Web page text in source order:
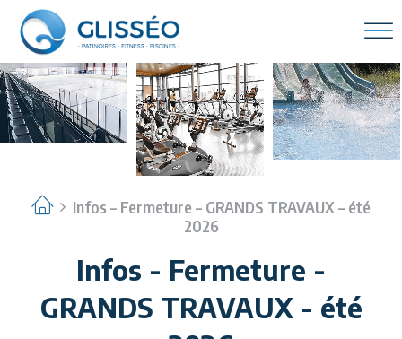
Infos – Fermeture – GRANDS TRAVAUX – été
2026
Infos - Fermeture -
GRANDS TRAVAUX - été